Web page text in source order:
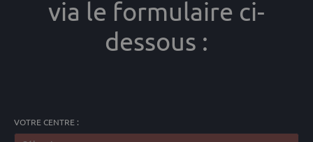
via le formulaire ci-
dessous :
VOTRE CENTRE :